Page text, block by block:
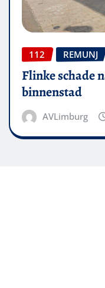
112 REMUNJ
Flinke schade
binnenstad
AVLimburg